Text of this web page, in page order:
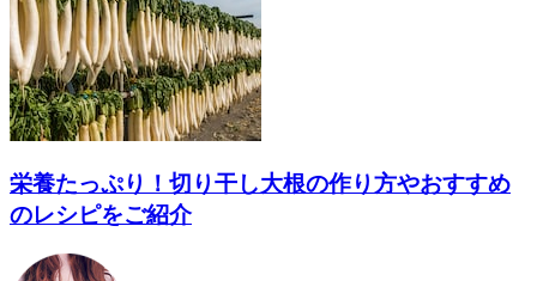
栄養たっぷり！切り干し大根の作り方やおすすめ
のレシピをご紹介